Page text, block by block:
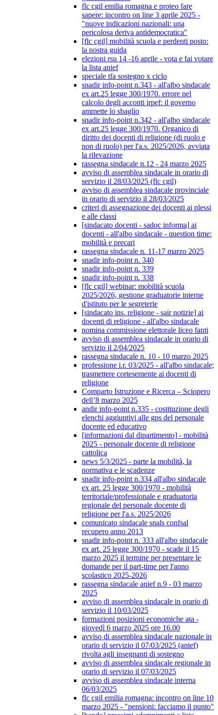
flc cgil emilia romagna e proteo fare
sapere: incontro on line 3 aprile 2025 -
"nuove indicazioni nazionali: una
pericolosa deriva antidemocratica"
[flc cgil] mobilità scuola e perdenti posto:
la nostra guida
elezioni rsu 14 -16 aprile - vota e fai votare
la lista anief
speciale tfa sostegno x ciclo
snadir info-point n.343 - all'albo sindacale
ex art.25 legge 300/1970. errore nel
calcolo degli acconti irpef: il governo
ammette lo sbaglio
snadir info-point n.342 - all'albo sindacale
ex art.25 legge 300/1970. Organico di
diritto dei docenti di religione (di ruolo e
non di ruolo) per l'a.s. 2025/2026, avviata
la rilevazione
rassegna sindacale n.12 - 24 marzo 2025
avviso di assemblea sindacale in orario di
servizio il 28/03/2025 (flc cgil)
avviso di assemblea sindacale provinciale
in orario di servizio il 28/03/2025
criteri di assegnazione dei docenti ai plessi
e alle classi
[sindacato docenti - sadoc informa] ai
docenti - all'albo sindacale - question time:
mobilità e precari
rassegna sindacale n. 11-17 marzo 2025
snadir info-point n. 340
snadir info-point n. 339
snadir info-point n. 338
[flc cgil] webinar: mobilità scuola
2025/2026, gestione graduatorie interne
d'istituto per le segreterie
[sindacato ins. religione - sair notizie] ai
docenti di religione - all'albo sindacale
nomina commissione elettorale liceo fanti
avviso di assemblea sindacale in orario di
servizio il 2/04/2025
rassegna sindacale n. 10 - 10 marzo 2025
professione i.r. 03/2025 - all'albo sindacale;
trasmettere cortesemente ai docenti di
religione
Comparto Istruzione e Ricerca – Sciopero
dell’8 marzo 2025
andir info-point n.335 - costituzione degli
elenchi aggiuntivi alle gps del personale
docente ed educativo
[informazioni dal dipartimento] - mobilità
2025 - personale docente di religione
cattolica
news 5/3/2025 - parte la mobilità, la
normativa e le scadenze
snadir info-point n.334 all'albo sindacale
ex art. 25 legge 300/1970 - mobilità
territoriale/professionale e graduatoria
regionale del personale docente di
religione per l'a.s. 2025/2026
comunicato sindacale snals confsal
recupero anno 2013
snadir info-point n. 333 all'albo sindacale
ex art. 25 legge 300/1970 - scade il 15
marzo 2025 il termine per presentare le
domande per il part-time per l'anno
scolastico 2025-2026
rassegna sindacale anief n.9 - 03 marzo
2025
avviso di assemblea sindacale in orario di
servizio il 10/03/2025
formazioni posizioni economiche ata -
giovedì 6 marzo 2025 ore 16.00
avviso di assemblea sindacale nazionale in
orario di servizio il 07/03/2025 (anief)
rivolta agli insegnanti di sostegno
avviso di assemblea sindacale regionale in
orario di servizio il 07/03/2025
avviso di assemblea sindacale interna
06/03/2025
flc cgil emilia romagna: incontro on line 10
marzo 2025 - "pensioni: facciamo il punto"